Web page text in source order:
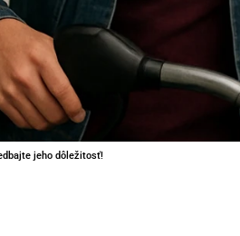
jeho dôležitosť!